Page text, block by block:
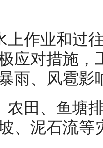
上作业和过
应对措施，
雨、风雹影
农田、鱼塘
、泥石流等